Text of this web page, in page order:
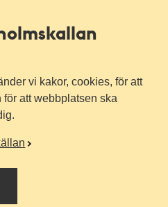
vi kakor, cookies, för att
att webbplatsen ska